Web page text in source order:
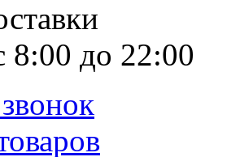
8:00 до 22:00